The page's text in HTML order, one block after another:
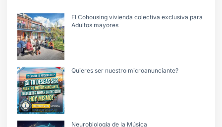
El Cohousing vivienda colectiva exclusiva para
Adultos mayores
Quieres ser nuestro microanunciante?
Neurobiología de la Música